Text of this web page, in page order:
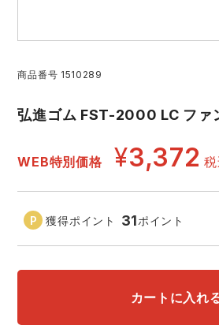
安全保護具
レインウェア・カッパ
ヤッケ
作業用小物・アクセサリー
鞄・バッグ
作業用ポロシャツランキング
作業用手袋ランキング
レインウェアランキング
アイズフロンティア ランキング
GUSH FORCE
GDジャパン カー
シンメン 日進
ハイパーV
タカヤ
運送・倉庫作業服
清掃・ビルメンテ作業服
夜間・高視認性安全服
医療白衣・介護服
商品番号 1510289
弘進ゴム FST-2000 LC ファ
WEB特別価格 ¥3,372
獲得ポイント 31ポイント
カートに入れ